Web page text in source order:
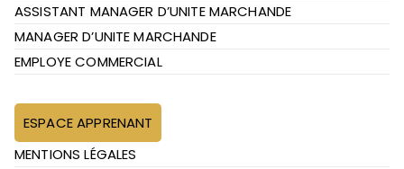
ASSISTANT MANAGER D’UNITE MARCHANDE
MANAGER D’UNITE MARCHANDE
EMPLOYE COMMERCIAL
ESPACE APPRENANT
MENTIONS LÉGALES